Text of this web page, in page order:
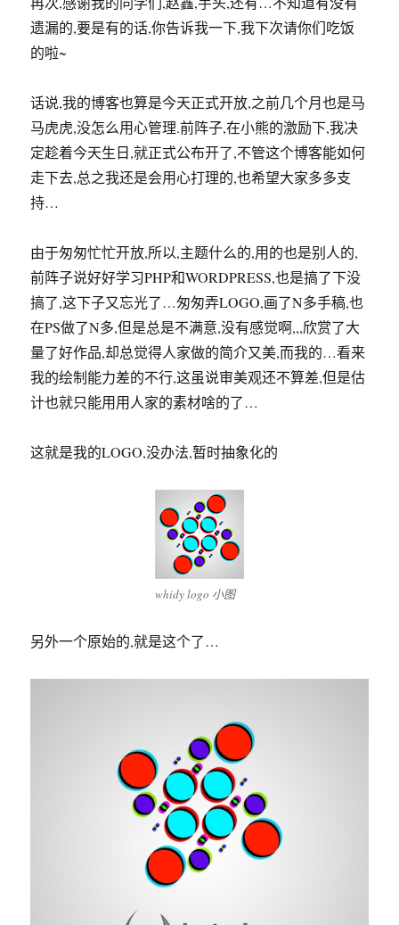
遗漏的,要是有的话,你告诉我一下,我下次请你们吃饭
的啦~
话说,我的博客也算是今天正式开放,之前几个月也是马
马虎虎,没怎么用心管理.前阵子,在小熊的激励下,我决
定趁着今天生日,就正式公布开了,不管这个博客能如何
走下去,总之我还是会用心打理的,也希望大家多多支
持…
由于匆匆忙忙开放,所以,主题什么的,用的也是别人的,
前阵子说好好学习PHP和WORDPRESS,也是搞了下没
搞了,这下子又忘光了…匆匆弄LOGO,画了N多手稿,也
在PS做了N多,但是总是不满意,没有感觉啊,,,欣赏了大
量了好作品,却总觉得人家做的简介又美,而我的…看来
我的绘制能力差的不行,这虽说审美观还不算差,但是估
计也就只能用用人家的素材啥的了…
这就是我的LOGO,没办法,暂时抽象化的
whidy logo 小图
另外一个原始的,就是这个了…